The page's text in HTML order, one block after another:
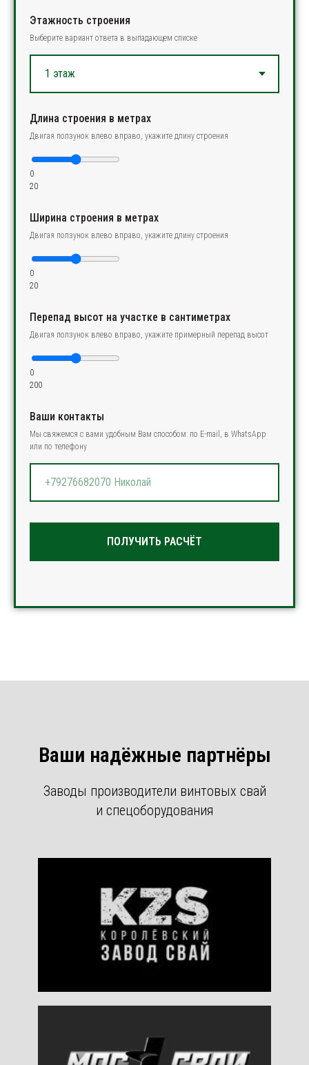
Этажность строения
Выберите вариант ответа в выпадающем списке
Длина строения в метрах
Двигая ползунок влево вправо, укажите длину строения
0
20
Ширина строения в метрах
Двигая ползунок влево вправо, укажите длину строения
0
20
Перепад высот на участке в сантиметрах
Двигая ползунок влево вправо, укажите примерный перепад высот
0
200
Ваши контакты
Мы свяжемся с вами удобным Вам способом: по E-mail, в WhatsApp
или по телефону
ПОЛУЧИТЬ РАСЧЁТ
Ваши надёжные партнёры
Заводы производители винтовых свай
и спецоборудования